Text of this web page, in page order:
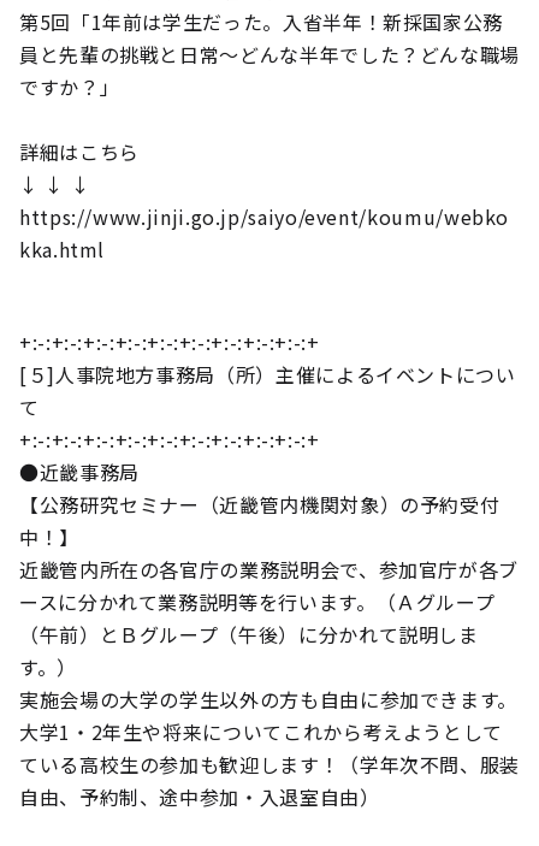
第5回「1年前は学生だった。入省半年！新採国家公務
員と先輩の挑戦と日常～どんな半年でした？どんな職場
ですか？」
詳細はこちら
↓ ↓ ↓
https://www.jinji.go.jp/saiyo/event/koumu/webko
kka.html
+:-:+:-:+:-:+:-:+:-:+:-:+:-:+:-:+:-:+
[５]人事院地方事務局（所）主催によるイベントについ
て
+:-:+:-:+:-:+:-:+:-:+:-:+:-:+:-:+:-:+
●近畿事務局
【公務研究セミナー（近畿管内機関対象）の予約受付
中！】
近畿管内所在の各官庁の業務説明会で、参加官庁が各ブ
ースに分かれて業務説明等を行います。（Ａグループ
（午前）とＢグループ（午後）に分かれて説明しま
す。）
実施会場の大学の学生以外の方も自由に参加できます。
大学1・2年生や将来についてこれから考えようとして
ている高校生の参加も歓迎します！（学年次不問、服装
自由、予約制、途中参加・入退室自由）